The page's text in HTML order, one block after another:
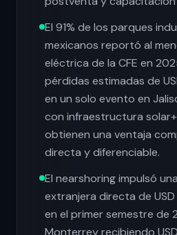
El 91% de los parques
mexicanos reportó al
eléctrica de la CFE en
pérdidas estimadas de
en un solo evento en
con infraestructura
obtienen una ventaja
directa y diferenciable.
El nearshoring impulsó
extranjera directa de USD
en el primer semestre de
Monterrey recibiendo